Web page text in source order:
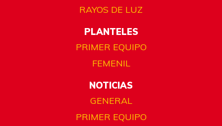
RAYOS DE LUZ
PLANTELES
PRIMER EQUIPO
FEMENIL
NOTICIAS
GENERAL
PRIMER EQUIPO